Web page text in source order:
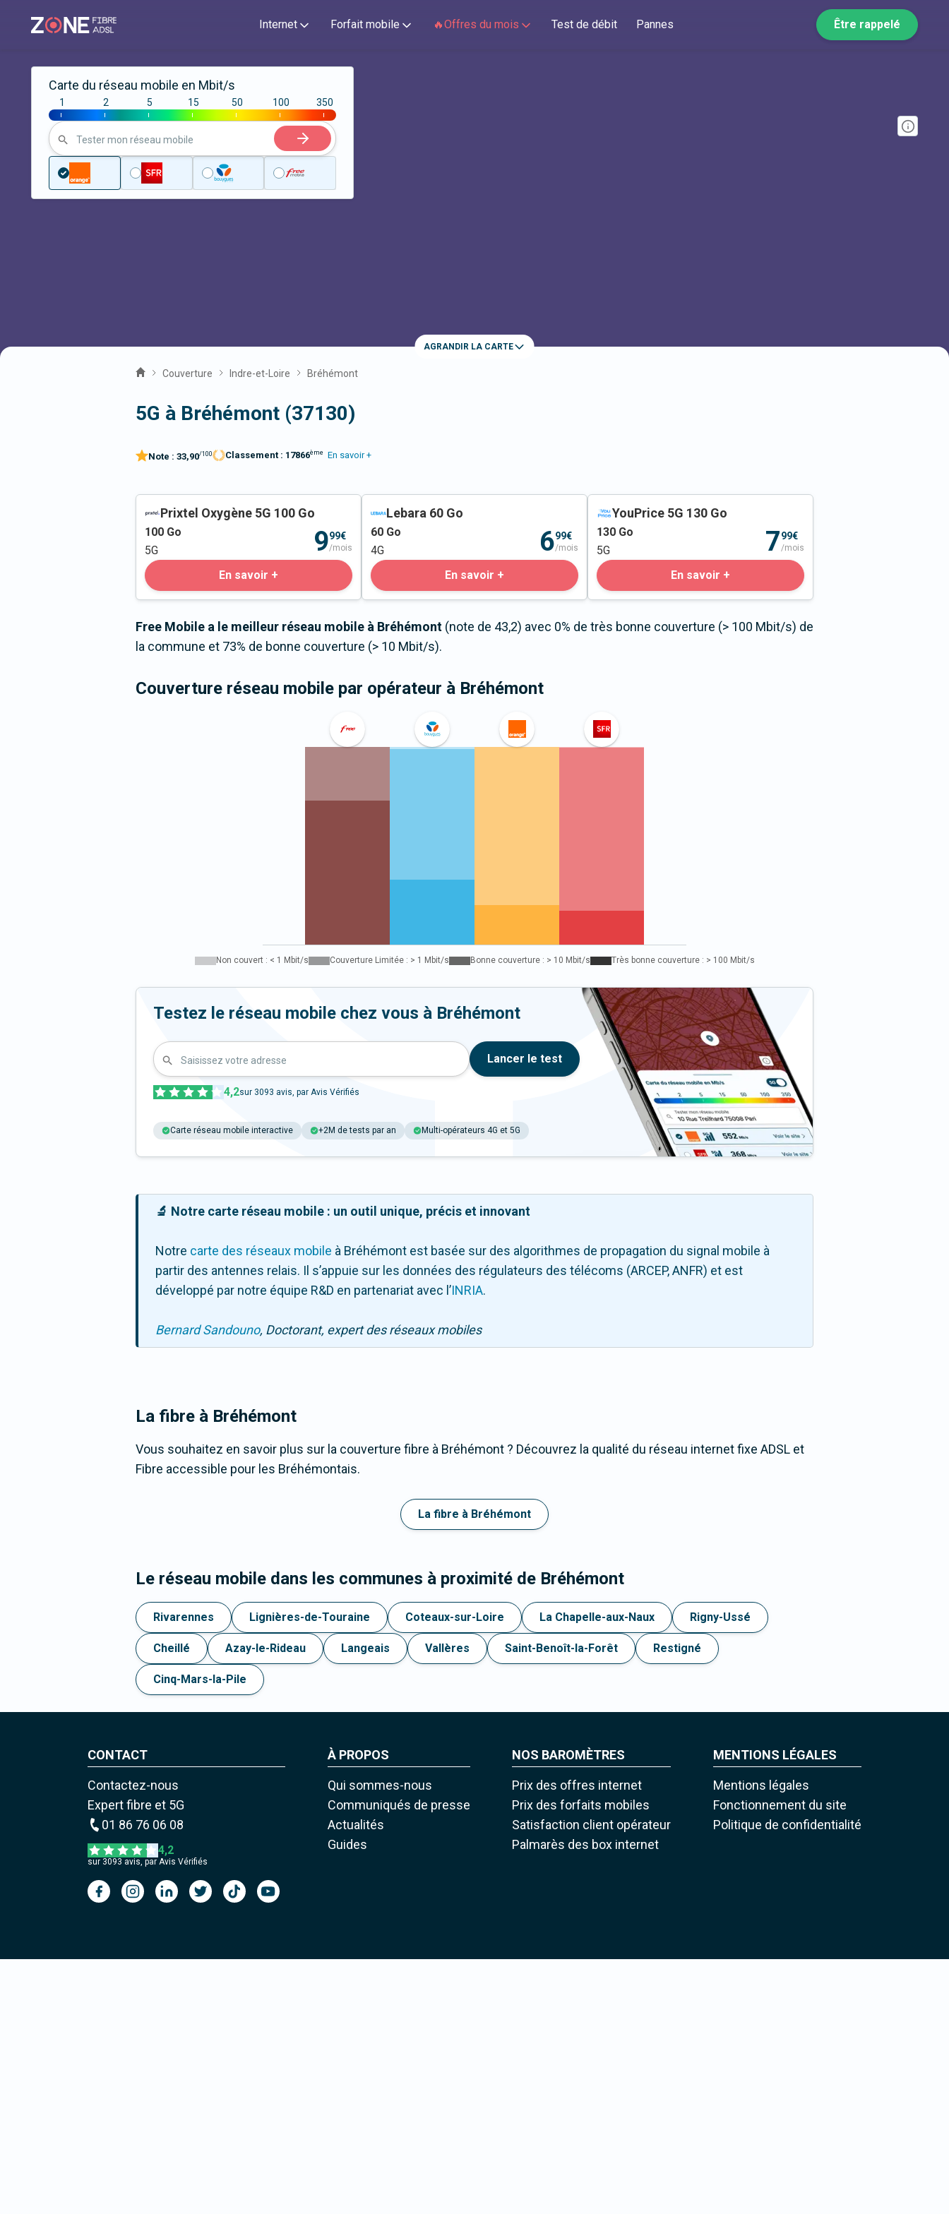
Internet Forfait mobile 🔥Offres du mois Test de débit Pannes Être rappelé
Carte du réseau mobile en Mbit/s
|
1
|
2
|
5
|
15
|
50
|
100
|
350
Tester mon réseau mobile
AGRANDIR LA CARTE
Couverture Indre-et-Loire Bréhémont
5G à Bréhémont (37130)
Note : 33,90/100 Classement : 17866ème En savoir +
Prixtel Oxygène 5G 100 Go
100 Go
5G
999€
/mois
En savoir +
Lebara 60 Go
60 Go
4G
699€
/mois
En savoir +
YouPrice 5G 130 Go
130 Go
5G
799€
/mois
En savoir +
Free Mobile a le meilleur réseau mobile à Bréhémont (note de 43,2) avec 0% de très bonne couverture (> 100 Mbit/s) de
la commune et 73% de bonne couverture (> 10 Mbit/s).
Couverture réseau mobile par opérateur à Bréhémont
Non couvert : < 1 Mbit/s Couverture Limitée : > 1 Mbit/s Bonne couverture : > 10 Mbit/s Très bonne couverture : > 100 Mbit/s
Testez le réseau mobile chez vous à Bréhémont
Saisissez votre adresse Lancer le test
4,2sur 3093 avis, par Avis Vérifiés
Carte réseau mobile interactive +2M de tests par an Multi-opérateurs 4G et 5G
🔬 Notre carte réseau mobile : un outil unique, précis et innovant
Notre carte des réseaux mobile à Bréhémont est basée sur des algorithmes de propagation du signal mobile à
partir des antennes relais. Il s’appuie sur les données des régulateurs des télécoms (ARCEP, ANFR) et est
développé par notre équipe R&D en partenariat avec l ’INRIA.
Bernard Sandouno, Doctorant, expert des réseaux mobiles
La fibre à Bréhémont
Vous souhaitez en savoir plus sur la couverture fibre à Bréhémont ? Découvrez la qualité du réseau internet fixe ADSL et
Fibre accessible pour les Bréhémontais.
La fibre à Bréhémont
Le réseau mobile dans les communes à proximité de Bréhémont
Rivarennes Lignières-de-Touraine Coteaux-sur-Loire La Chapelle-aux-Naux Rigny-Ussé
Cheillé Azay-le-Rideau Langeais Vallères Saint-Benoît-la-Forêt Restigné
Cinq-Mars-la-Pile
CONTACT
Contactez-nous
Expert fibre et 5G
01 86 76 06 08
4,2
sur 3093 avis, par Avis Vérifiés
À PROPOS
Qui sommes-nous
Communiqués de presse
Actualités
Guides
NOS BAROMÈTRES
Prix des offres internet
Prix des forfaits mobiles
Satisfaction client opérateur
Palmarès des box internet
MENTIONS LÉGALES
Mentions légales
Fonctionnement du site
Politique de confidentialité